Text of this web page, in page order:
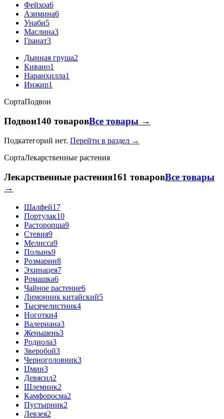
Фейхоа6
Азимина6
Унаби5
Маслина3
Гранат3
Дынная груша2
Кивано1
Наранхилла1
Инжир1
СортаПодвои
Подвои140 товаровВсе товары →
Подкатегорий нет. Перейти в раздел →
СортаЛекарственные растения
Лекарственные растения161 товаровВсе товары
→
Шалфей17
Портулак10
Расторопша9
Стевия9
Мелисса9
Полынь9
Розмарин8
Эхинацея7
Ромашка6
Чайное растение6
Лимонник китайский5
Тысячелистник4
Ноготки4
Валериана3
Женьшень3
Родиола3
Зверобой3
Черноголовник3
Цмин3
Девясил2
Шлемник2
Камфоросма2
Пустырник2
Левзея2